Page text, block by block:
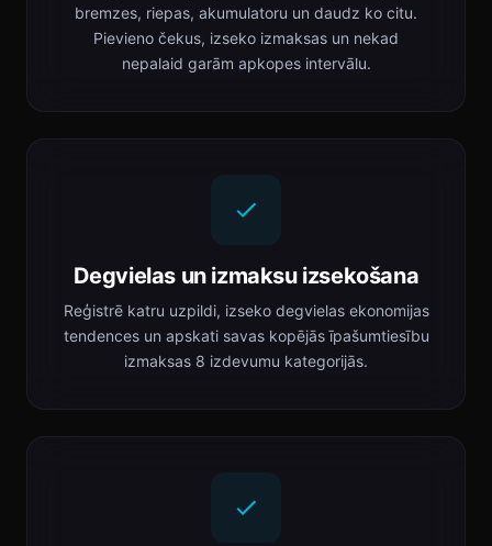
bremzes, riepas, akumulatoru un daudz ko citu.
Pievieno čekus, izseko izmaksas un nekad
nepalaid garām apkopes intervālu.
Degvielas un izmaksu izsekošana
Reģistrē katru uzpildi, izseko degvielas ekonomijas
tendences un apskati savas kopējās īpašumtiesību
izmaksas 8 izdevumu kategorijās.